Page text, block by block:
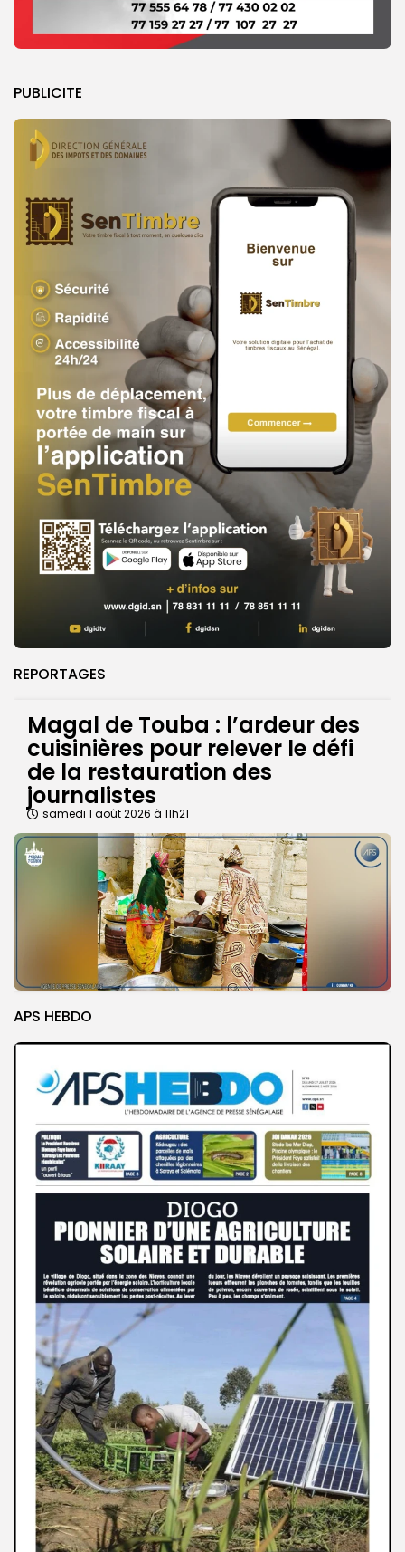
PUBLICITE
REPORTAGES
Magal de Touba : l’ardeur des
cuisinières pour relever le défi
de la restauration des
journalistes
samedi 1 août 2026 à 11h21
APS HEBDO